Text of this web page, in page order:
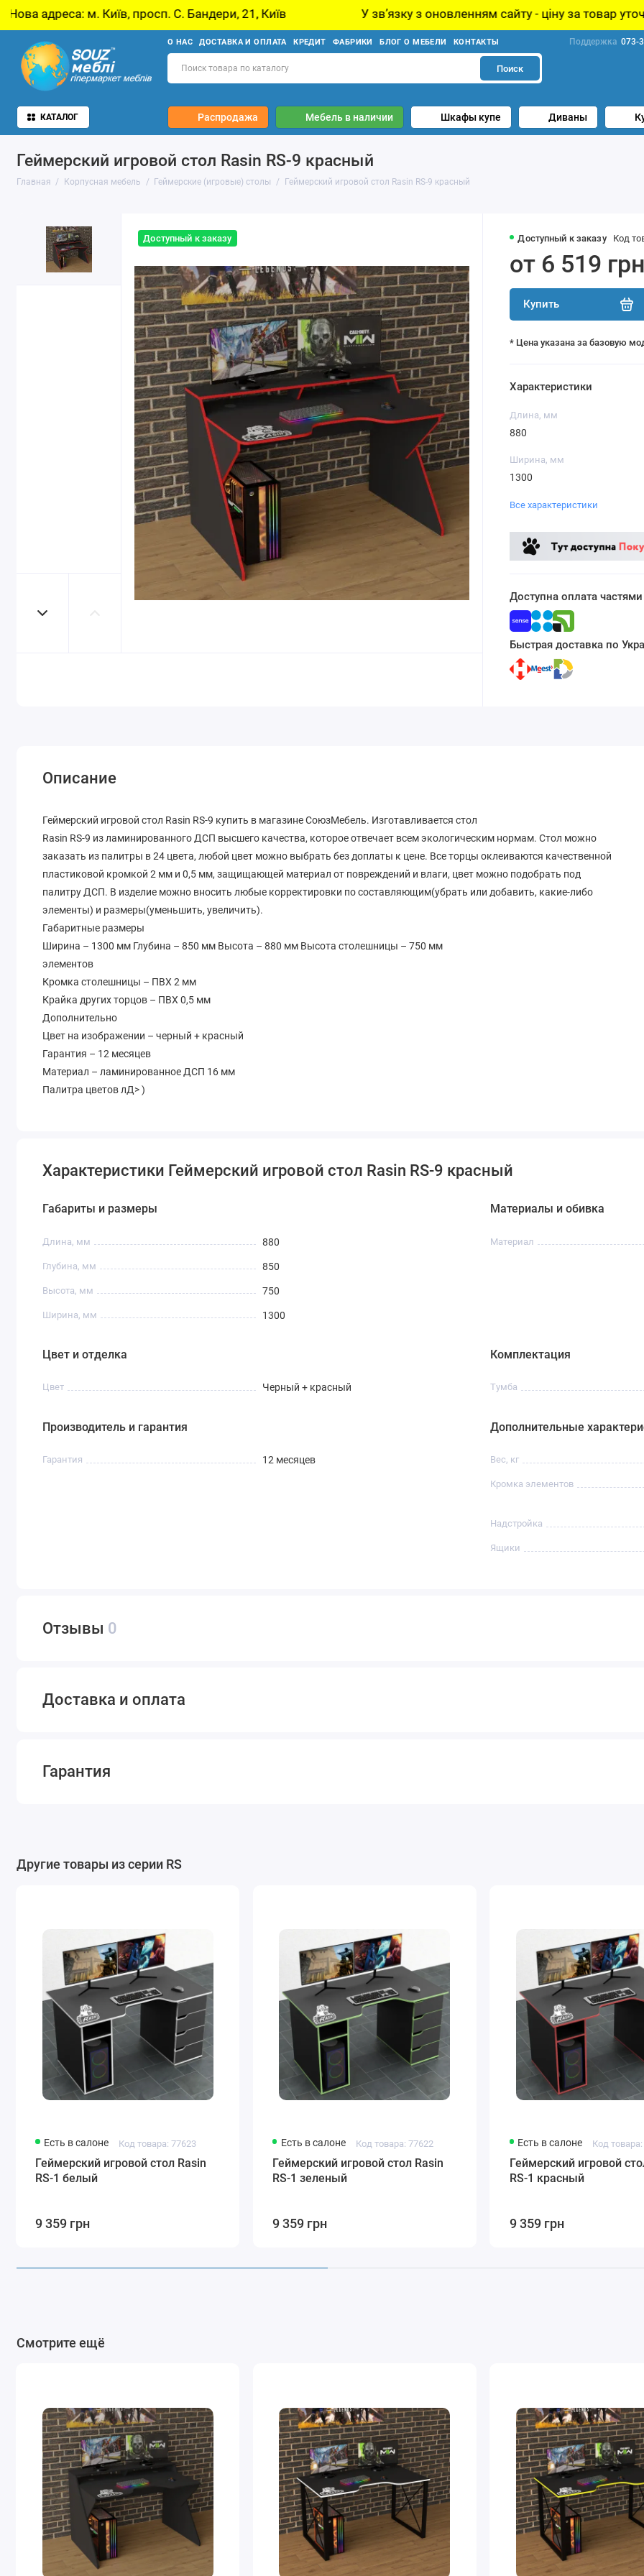
просп. С. Бандери, 21, Київ У звʼязку з оновленням сайту - ціну за товар уточнюйте у менеджера!
О НАС ДОСТАВКА И ОПЛАТА КРЕДИТ ФАБРИКИ БЛОГ О МЕБЕЛИ КОНТАКТЫ Поддержка 073-
Поиск
КАТАЛОГ Распродажа Мебель в наличии Шкафы купе Диваны
Геймерский игровой стол Rasin RS-9 красный
Главная Корпусная мебель Геймерские (игровые) столы Геймерский игровой стол Rasin RS-9 красный
Доступный к заказу Доступный к заказу Код
от 6 519
Купить
* Цена указана за базовую
Характеристики
Длина, мм
880
Ширина, мм
1300
Все характеристики
Доступна оплата
Быстрая доставка по
Описание
Геймерский игровой стол Rasin RS-9 купить в магазине СоюзМебель. Изготавливается стол
Rasin RS-9 из ламинированного ДСП высшего качества, которое отвечает всем экологическим нормам. Стол можно
заказать из палитры в 24 цвета, любой цвет можно выбрать без доплаты к цене. Все торцы оклеиваются качественной
пластиковой кромкой 2 мм и 0,5 мм, защищающей материал от повреждений и влаги, цвет можно подобрать под
палитру ДСП. В изделие можно вносить любые корректировки по составляющим(убрать или добавить, какие-либо
элементы) и размеры(уменьшить, увеличить).
Габаритные размеры
Ширина – 1300 мм Глубина – 850 мм Высота – 880 мм Высота столешницы – 750 мм
элементов
Кромка столешницы – ПВХ 2 мм
Крайка других торцов – ПВХ 0,5 мм
Дополнительно
Цвет на изображении – черный + красный
Гарантия – 12 месяцев
Материал – ламинированное ДСП 16 мм
Палитра цветов лД> )
Характеристики Геймерский игровой стол Rasin RS-9 красный
Габариты и размеры
Длина, мм 880
Глубина, мм 850
Высота, мм 750
Ширина, мм 1300
Материалы и обивка
Материал
Цвет и отделка
Цвет Черный + красный
Комплектация
Тумба
Производитель и гарантия
Гарантия 12 месяцев
Дополнительные
Вес, кг
Кромка элементов
Надстройка
Ящики
Отзывы 0
Доставка и оплата
Гарантия
Другие товары из серии RS
Есть в салоне Код товара: 77623
Геймерский игровой стол Rasin
RS-1 белый
9 359 грн
Есть в салоне Код товара: 77622
Геймерский игровой стол Rasin
RS-1 зеленый
9 359 грн
Есть в салоне Код
Геймерский игровой
RS-1 красный
9 359 грн
Смотрите ещё